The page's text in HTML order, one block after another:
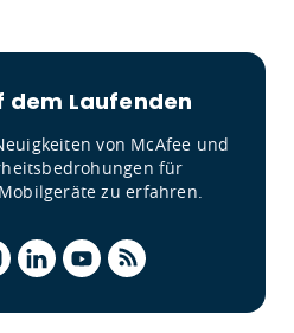
dem Laufenden
von McAfee und
für
zu erfahren.